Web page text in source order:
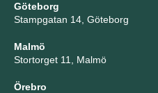
Göteborg
Stampgatan 14, Göteborg
Malmö
Stortorget 11, Malmö
Örebro